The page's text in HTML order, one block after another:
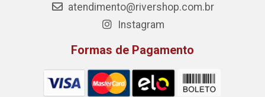
atendimento@rivershop.com.br
Instagram
Formas de Pagamento